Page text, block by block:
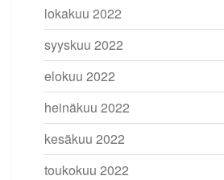
lokakuu 2022
syyskuu 2022
elokuu 2022
heinäkuu 2022
kesäkuu 2022
toukokuu 2022